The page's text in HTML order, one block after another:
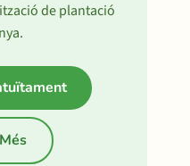
de plantació